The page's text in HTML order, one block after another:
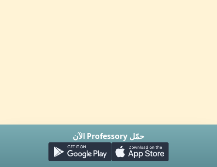
حمّل Professory الآن